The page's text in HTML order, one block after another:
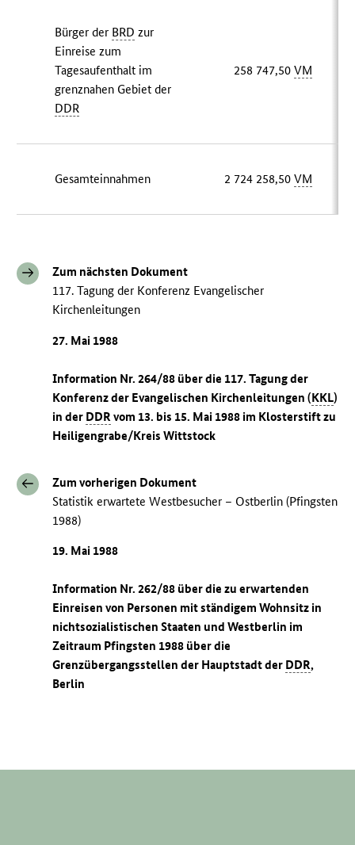
Bürger der BRD zur
Einreise zum
Tagesaufenthalt im
grenznahen Gebiet der
DDR
258 747,50VM
Gesamteinnahmen 2 724 258,50VM
Zum nächsten Dokument
117. Tagung der Konferenz Evangelischer
Kirchenleitungen
27. Mai 1988
Information Nr. 264/88 über die 117. Tagung der
Konferenz der Evangelischen Kirchenleitungen (KKL)
in der DDR vom 13. bis 15. Mai 1988 im Klosterstift zu
Heiligengrabe/Kreis Wittstock
Zum vorherigen Dokument
Statistik erwartete Westbesucher – Ostberlin (Pfingsten
1988)
19. Mai 1988
Information Nr. 262/88 über die zu erwartenden
Einreisen von Personen mit ständigem Wohnsitz in
nichtsozialistischen Staaten und Westberlin im
Zeitraum Pfingsten 1988 über die
Grenzübergangsstellen der Hauptstadt der DDR,
Berlin